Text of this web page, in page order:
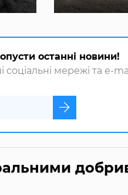
останні новини!
соціальні мережі та e-